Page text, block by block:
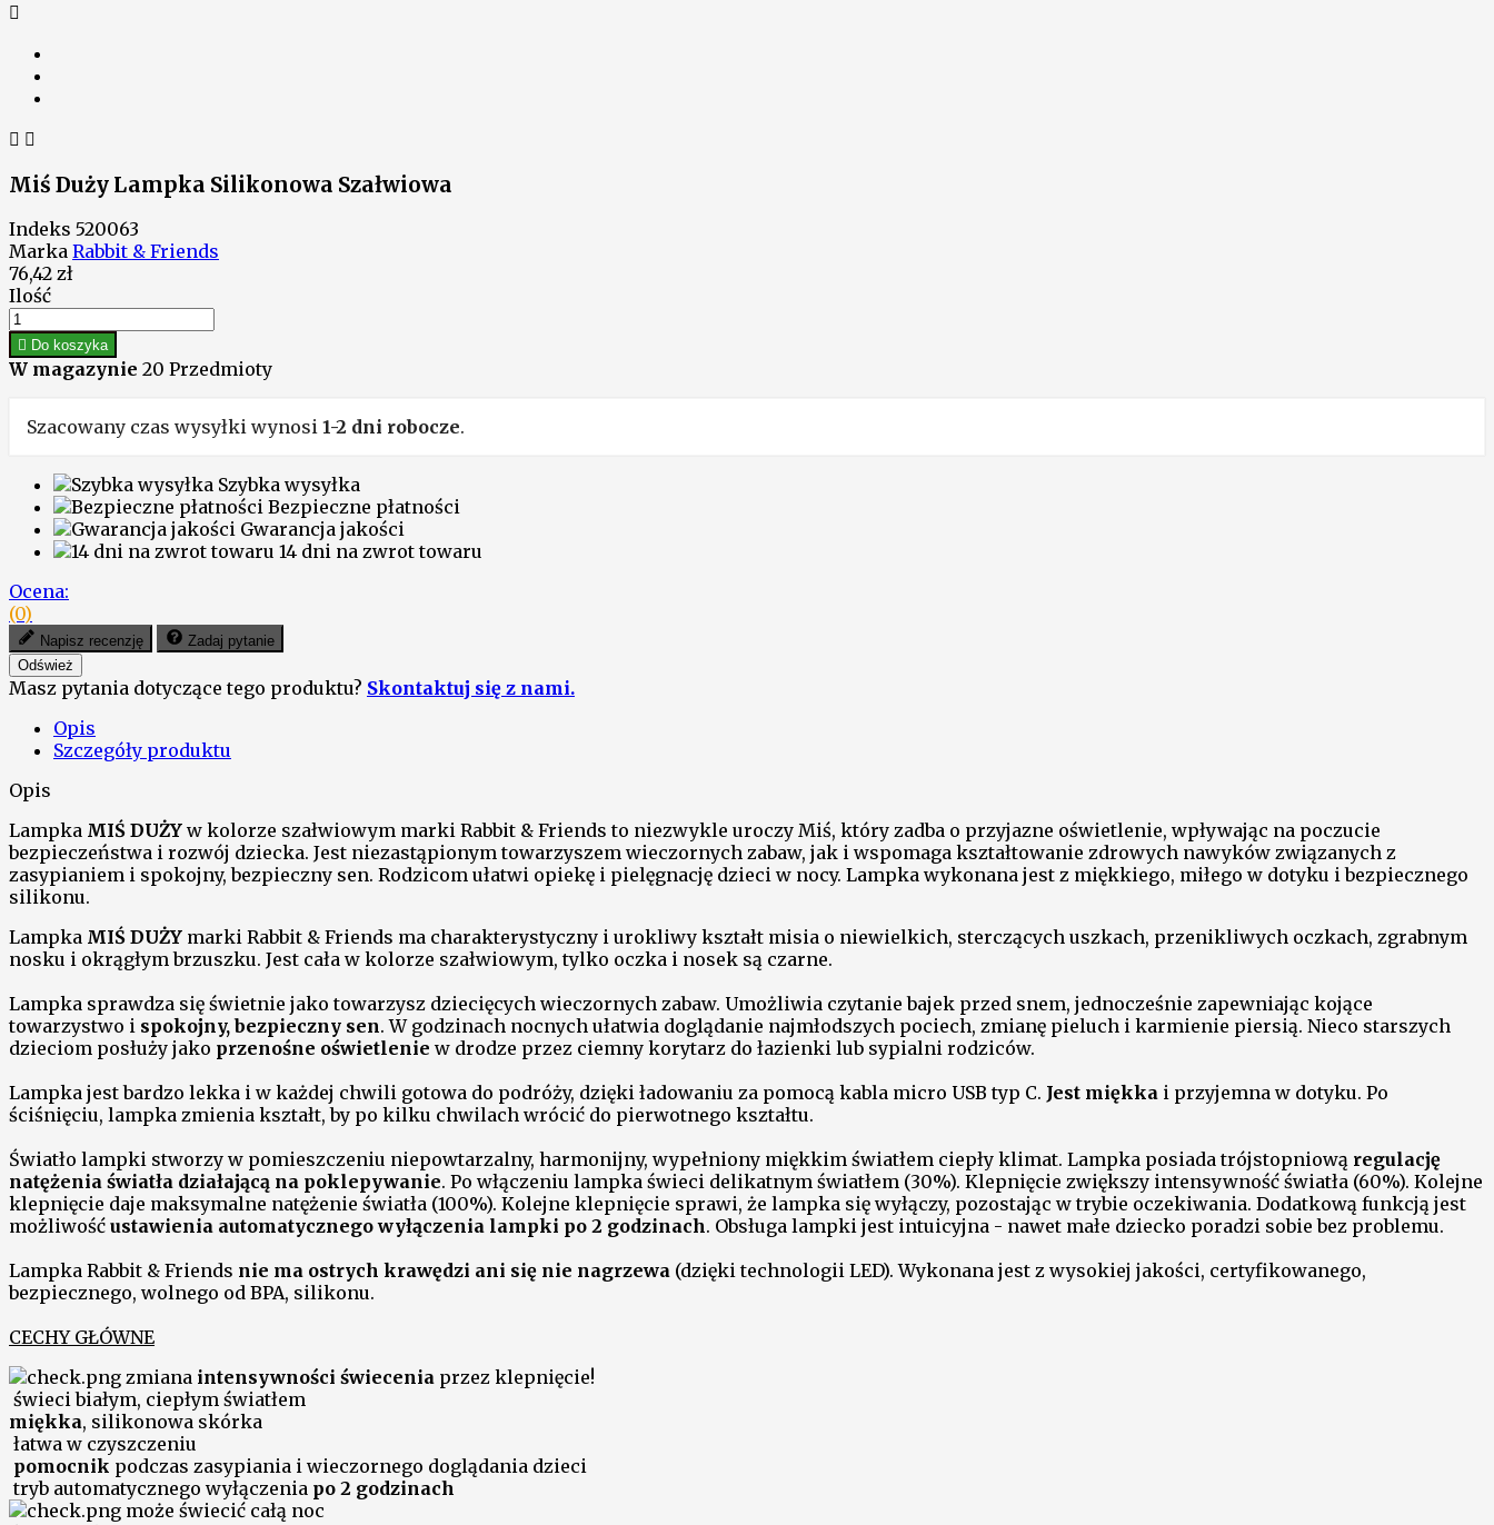

 
Miś Duży Lampka Silikonowa Szałwiowa
Indeks 520063
Marka Rabbit & Friends
76,42 zł
Ilość
 Do koszyka
W magazynie 20 Przedmioty
Szacowany czas wysyłki wynosi 1-2 dni robocze.
Szybka wysyłka
Bezpieczne płatności
Gwarancja jakości
14 dni na zwrot towaru
Ocena:
(0)
Napisz recenzję Zadaj pytanie
Masz pytania dotyczące tego produktu? Skontaktuj się z nami.
Opis
Szczegóły produktu
Opis
Lampka MIŚ DUŻY w kolorze szałwiowym marki Rabbit & Friends to niezwykle uroczy Miś, który zadba o przyjazne oświetlenie, wpływając na poczucie
bezpieczeństwa i rozwój dziecka. Jest niezastąpionym towarzyszem wieczornych zabaw, jak i wspomaga kształtowanie zdrowych nawyków związanych z
zasypianiem i spokojny, bezpieczny sen. Rodzicom ułatwi opiekę i pielęgnację dzieci w nocy. Lampka wykonana jest z miękkiego, miłego w dotyku i bezpiecznego
silikonu.
Lampka MIŚ DUŻY marki Rabbit & Friends ma charakterystyczny i urokliwy kształt misia o niewielkich, sterczących uszkach, przenikliwych oczkach, zgrabnym
nosku i okrągłym brzuszku. Jest cała w kolorze szałwiowym, tylko oczka i nosek są czarne.
Lampka sprawdza się świetnie jako towarzysz dziecięcych wieczornych zabaw. Umożliwia czytanie bajek przed snem, jednocześnie zapewniając kojące
towarzystwo i spokojny, bezpieczny sen. W godzinach nocnych ułatwia doglądanie najmłodszych pociech, zmianę pieluch i karmienie piersią. Nieco starszych
dzieciom posłuży jako przenośne oświetlenie w drodze przez ciemny korytarz do łazienki lub sypialni rodziców.
Lampka jest bardzo lekka i w każdej chwili gotowa do podróży, dzięki ładowaniu za pomocą kabla micro USB typ C. Jest miękka i przyjemna w dotyku. Po
ściśnięciu, lampka zmienia kształt, by po kilku chwilach wrócić do pierwotnego kształtu.
Światło lampki stworzy w pomieszczeniu niepowtarzalny, harmonijny, wypełniony miękkim światłem ciepły klimat. Lampka posiada trójstopniową regulację
natężenia światła działającą na poklepywanie. Po włączeniu lampka świeci delikatnym światłem (30%). Klepnięcie zwiększy intensywność światła (60%). Kolejne
klepnięcie daje maksymalne natężenie światła (100%). Kolejne klepnięcie sprawi, że lampka się wyłączy, pozostając w trybie oczekiwania. Dodatkową funkcją jest
możliwość ustawienia automatycznego wyłączenia lampki po 2 godzinach. Obsługa lampki jest intuicyjna - nawet małe dziecko poradzi sobie bez problemu.
Lampka Rabbit & Friends nie ma ostrych krawędzi ani się nie nagrzewa (dzięki technologii LED). Wykonana jest z wysokiej jakości, certyfikowanego,
bezpiecznego, wolnego od BPA, silikonu.
CECHY GŁÓWNE
zmiana intensywności świecenia przez klepnięcie!
świeci białym, ciepłym światłem
miękka, silikonowa skórka
łatwa w czyszczeniu
pomocnik podczas zasypiania i wieczornego doglądania dzieci
tryb automatycznego wyłączenia po 2 godzinach
może świecić całą noc